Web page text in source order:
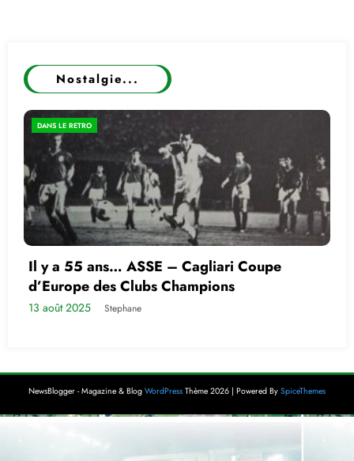
Nostalgie...
DANS LE RETRO
Il y a 55 ans… ASSE – Cagliari Coupe
d’Europe des Clubs Champions
13 août 2025 Stephane
NewsBlogger - Magazine & Blog WordPress Thème 2026 | Powered By SpiceThemes